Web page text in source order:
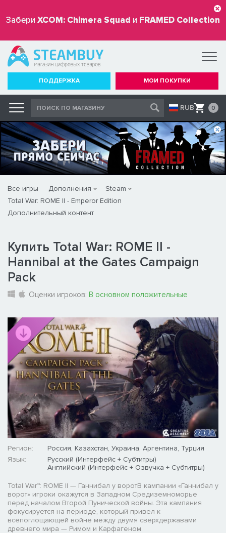
Забери XCOM: Chimera Squad и FRAMED Collection
бесплатно
ПОДДЕРЖКА МОИ ПОКУПКИ
RUB 0
Все игры Дополнения
Steam
Total War: ROME II - Emperor Edition
Дополнительный контент
Купить Total War: ROME II -
Hannibal at the Gates Campaign
Pack
Оценки игроков: В основном положительные
Регион:
Россия, Казахстан, Украина, Аргентина, Турция
Язык:
Русский (Интерфейс + Субтитры)
Английский (Интерфейс + Озвучка + Субтитры)
Total War™: ROME II — Ганнибал у воротВ кампании «Ганнибал у
ворот» игроки окажутся в Западном Средиземноморье
перед началом Второй Пунической войны. Эта кампания
фокусируется на периоде, который привел к
всепоглощающей войне между двумя сверхдержавами
древнего мира — Римом и Карфагеном.